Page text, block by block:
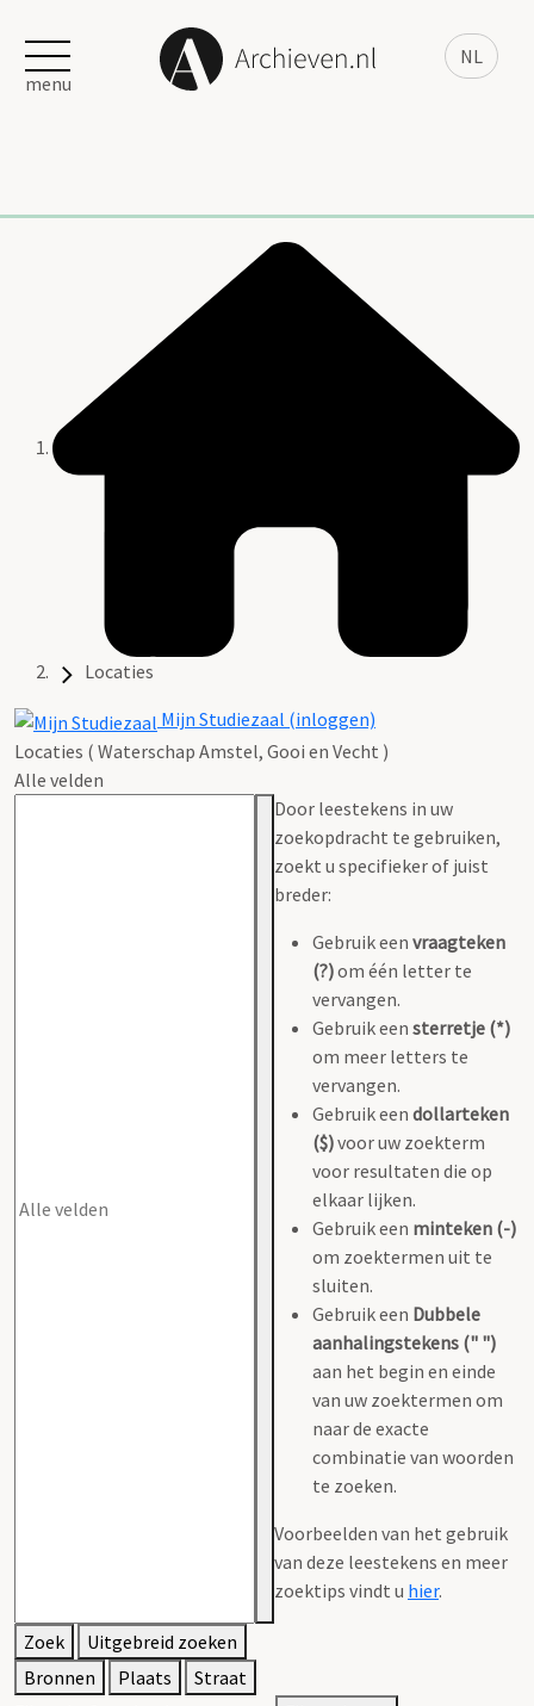
NL
menu
Locaties
Mijn Studiezaal (inloggen)
Locaties ( Waterschap Amstel, Gooi en Vecht )
Alle velden
Door leestekens in uw
zoekopdracht te gebruiken,
zoekt u specifieker of juist
breder:
Gebruik een vraagteken
(?)om één letter te
vervangen.
Gebruik een sterretje (*)
om meer letters te
vervangen.
Gebruik een dollarteken
($)voor uw zoekterm
voor resultaten die op
elkaar lijken.
Gebruik een minteken (-)
om zoektermen uit te
sluiten.
Gebruik een Dubbele
aanhalingstekens (" ")
aan het begin en einde
van uw zoektermen om
naar de exacte
combinatie van woorden
te zoeken.
Voorbeelden van het gebruik
van deze leestekens en meer
zoektips vindt u hier.
Zoek
Uitgebreid zoeken
Bronnen
Plaats
Straat